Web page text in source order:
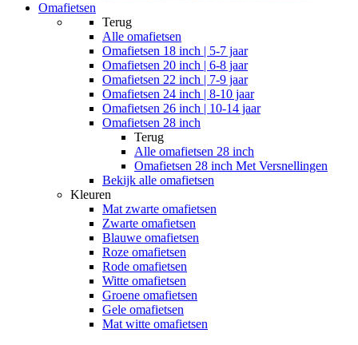
Omafietsen
Terug
Alle omafietsen
Omafietsen 18 inch | 5-7 jaar
Omafietsen 20 inch | 6-8 jaar
Omafietsen 22 inch | 7-9 jaar
Omafietsen 24 inch | 8-10 jaar
Omafietsen 26 inch | 10-14 jaar
Omafietsen 28 inch
Terug
Alle omafietsen 28 inch
Omafietsen 28 inch Met Versnellingen
Bekijk alle omafietsen
Kleuren
Mat zwarte omafietsen
Zwarte omafietsen
Blauwe omafietsen
Roze omafietsen
Rode omafietsen
Witte omafietsen
Groene omafietsen
Gele omafietsen
Mat witte omafietsen